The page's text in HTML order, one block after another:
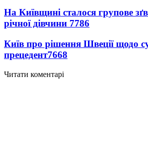
На Київщині сталося групове
річної дівчини 7786
Київ про рішення Швеції щодо
прецедент7668
Читати коментарі